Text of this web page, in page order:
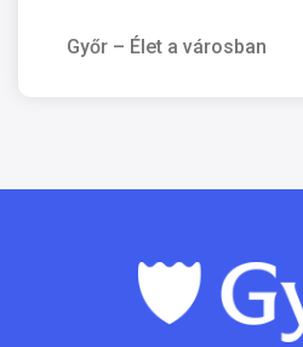
Győr – Élet a városban